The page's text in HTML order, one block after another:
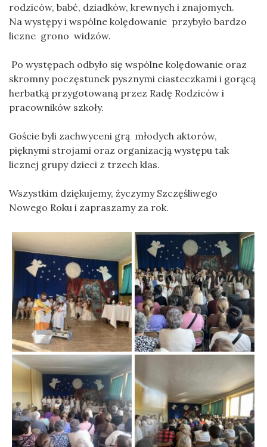
rodziców, babć, dziadków, krewnych i znajomych.
Na występy i wspólne kolędowanie przybyło bardzo
liczne grono widzów.
Po występach odbyło się wspólne kolędowanie oraz
skromny poczęstunek pysznymi ciasteczkami i gorącą
herbatką przygotowaną przez Radę Rodziców i
pracowników szkoły.
Goście byli zachwyceni grą młodych aktorów,
pięknymi strojami oraz organizacją występu tak
licznej grupy dzieci z trzech klas.
Wszystkim dziękujemy, życzymy Szczęśliwego
Nowego Roku i zapraszamy za rok.